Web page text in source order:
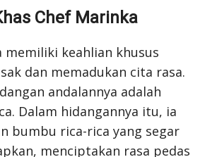
Chef Marinka
memiliki keahlian khusus
dan memadukan cita rasa.
andalannya adalah
Dalam hidangannya itu, ia
bumbu rica-rica yang segar
menciptakan rasa pedas